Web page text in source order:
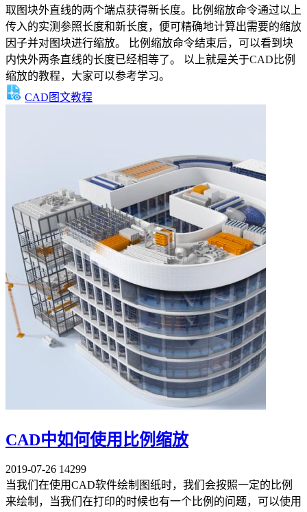
取图块外直线的两个端点获得新长度。比例缩放命令通过以上
传入的实测参照长度和新长度，便可精确地计算出需要的缩放
因子并对图块进行缩放。 比例缩放命令结束后，可以看到块
内快外两条直线的长度已经相等了。 以上就是关于CAD比例
缩放的教程，大家可以参考学习。
CAD图文教程
CAD中如何使用比例缩放
2019-07-26 14299
当我们在使用CAD软件绘制图纸时，我们会按照一定的比例
来绘制，当我们在打印的时候也有一个比例的问题，可以使用